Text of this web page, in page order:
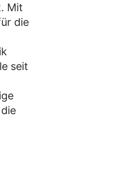
Mit
die
seit